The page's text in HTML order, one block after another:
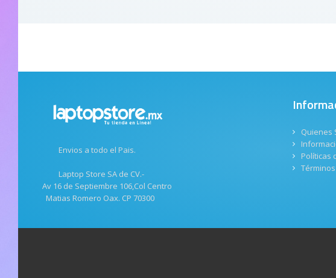
Envios a todo el Pais.
Laptop Store SA de CV.-
Av 16 de Septiembre 106,Col Centro
Matias Romero Oax. CP 70300
Quienes
Políticas